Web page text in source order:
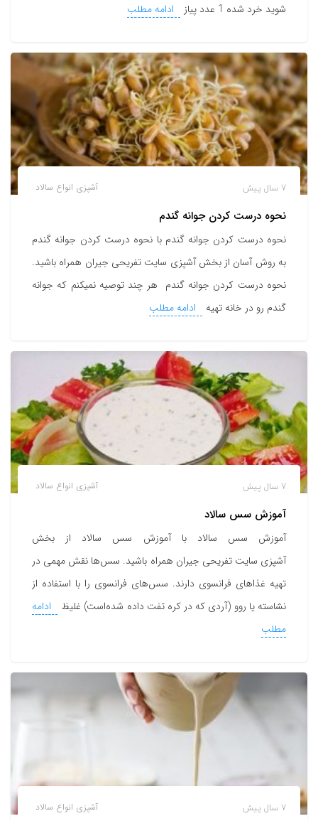
شوید خرد شده 1 عدد پیاز
ادامه مطلب
آشپزی انواع سالاد 7 سال پیش
نحوه درست کردن جوانه گندم
نحوه درست کردن جوانه گندم با نحوه درست کردن جوانه گندم
به روش آسان از بخش آشپزی سایت تفریحی جیران همراه باشید.
نحوه درست کردن جوانه گندم هر چند توصیه نمیکنم که جوانه
گندم رو در خانه تهیه
ادامه مطلب
آشپزی انواع سالاد 7 سال پیش
آموزش سس سالاد
آموزش سس سالاد با آموزش سس سالاد از بخش
آشپزی سایت تفریحی جیران همراه باشید. سس‌ها نقش مهمی در
تهیه غذاهای فرانسوی دارند. سس‌های فرانسوی را با استفاده از
نشاسته یا روو (آردی که در کره تفت داده شده‌است) غلیظ
ادامه
مطلب
آشپزی انواع سالاد 7 سال پیش